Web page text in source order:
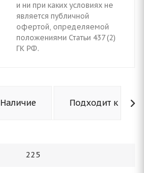
и ни при каких условиях не
является публичной
офертой, определяемой
положениями Статьи 437 (2)
ГК РФ.
Наличие Подходит к авто
225